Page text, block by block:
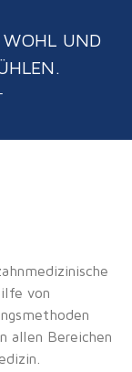
WOHL UND
von
allen Bereichen